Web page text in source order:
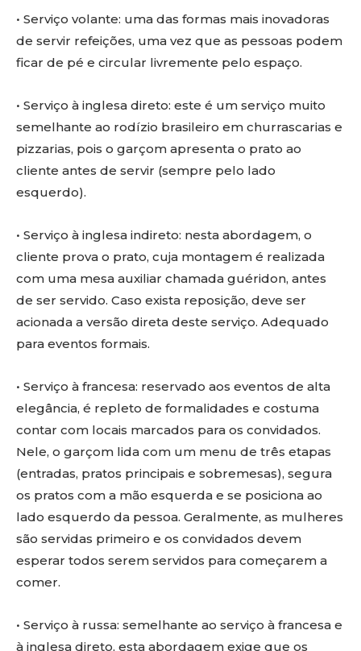
• Serviço volante: uma das formas mais inovadoras
de servir refeições, uma vez que as pessoas podem
ficar de pé e circular livremente pelo espaço.
• Serviço à inglesa direto: este é um serviço muito
semelhante ao rodízio brasileiro em churrascarias e
pizzarias, pois o garçom apresenta o prato ao
cliente antes de servir (sempre pelo lado
esquerdo).
• Serviço à inglesa indireto: nesta abordagem, o
cliente prova o prato, cuja montagem é realizada
com uma mesa auxiliar chamada guéridon, antes
de ser servido. Caso exista reposição, deve ser
acionada a versão direta deste serviço. Adequado
para eventos formais.
• Serviço à francesa: reservado aos eventos de alta
elegância, é repleto de formalidades e costuma
contar com locais marcados para os convidados.
Nele, o garçom lida com um menu de três etapas
(entradas, pratos principais e sobremesas), segura
os pratos com a mão esquerda e se posiciona ao
lado esquerdo da pessoa. Geralmente, as mulheres
são servidas primeiro e os convidados devem
esperar todos serem servidos para começarem a
comer.
• Serviço à russa: semelhante ao serviço à francesa e
à inglesa direto, esta abordagem exige que os